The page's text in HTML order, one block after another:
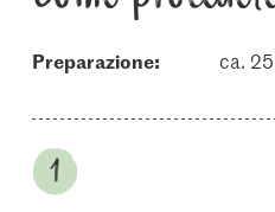
Preparazione: ca.